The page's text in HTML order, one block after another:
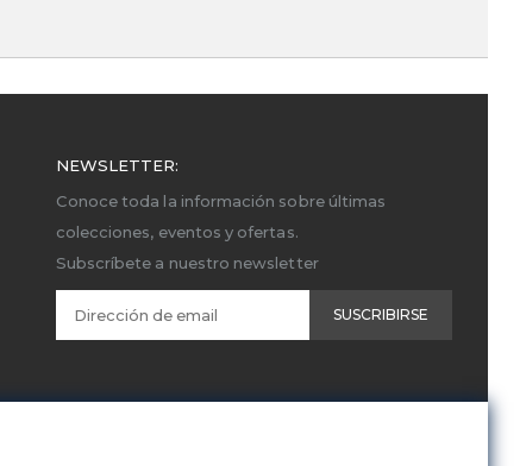
NEWSLETTER:
Conoce toda la información sobre últimas
colecciones, eventos y ofertas.
Subscríbete a nuestro newsletter
SUSCRIBIRSE